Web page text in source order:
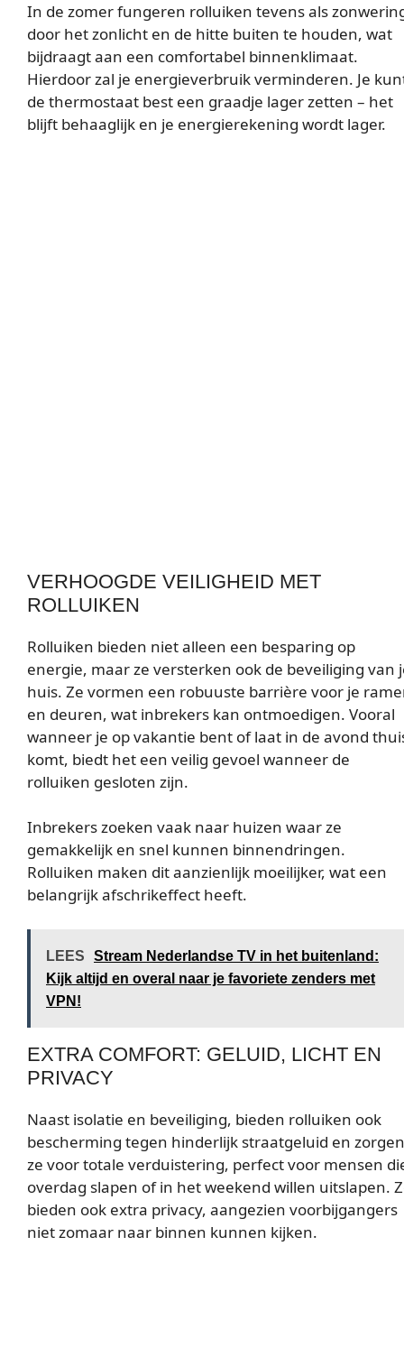
In de zomer fungeren rolluiken tevens als
door het zonlicht en de hitte buiten te houden, wat
bijdraagt aan een comfortabel binnenklimaat.
Hierdoor zal je energieverbruik verminderen. Je
de thermostaat best een graadje lager zetten – het
blijft behaaglijk en je energierekening wordt lager.
VERHOOGDE VEILIGHEID MET
ROLLUIKEN
Rolluiken bieden niet alleen een besparing op
energie, maar ze versterken ook de beveiliging van
huis. Ze vormen een robuuste barrière voor je
en deuren, wat inbrekers kan ontmoedigen. Vooral
wanneer je op vakantie bent of laat in de avond
komt, biedt het een veilig gevoel wanneer de
rolluiken gesloten zijn.
Inbrekers zoeken vaak naar huizen waar ze
gemakkelijk en snel kunnen binnendringen.
Rolluiken maken dit aanzienlijk moeilijker, wat een
belangrijk afschrikeffect heeft.
LEES
Stream Nederlandse TV in het buitenland:
Kijk altijd en overal naar je favoriete zenders met
VPN!
EXTRA COMFORT: GELUID, LICHT EN
PRIVACY
Naast isolatie en beveiliging, bieden rolluiken ook
bescherming tegen hinderlijk straatgeluid en zorgen
ze voor totale verduistering, perfect voor mensen
overdag slapen of in het weekend willen uitslapen.
bieden ook extra privacy, aangezien voorbijgangers
niet zomaar naar binnen kunnen kijken.